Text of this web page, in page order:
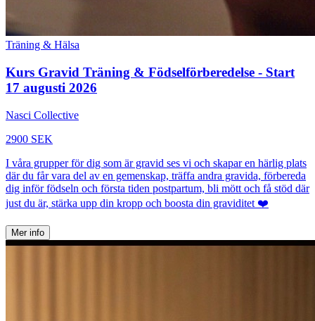
Träning & Hälsa
Kurs Gravid Träning & Födselförberedelse - Start
17 augusti 2026
Nasci Collective
2900 SEK
I våra grupper för dig som är gravid ses vi och skapar en härlig plats
där du får vara del av en gemenskap, träffa andra gravida, förbereda
dig inför födseln och första tiden postpartum, bli mött och få stöd där
just du är, stärka upp din kropp och boosta din graviditet ❤️
Mer info